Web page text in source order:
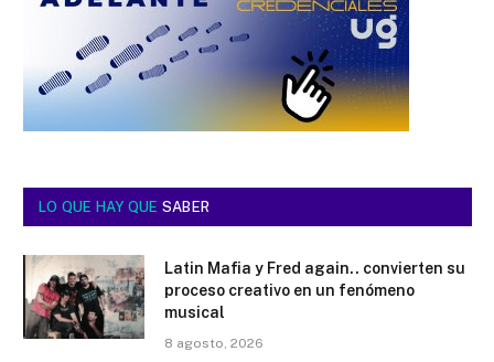
LO QUE HAY QUE SABER
Latin Mafia y Fred again.. convierten su
proceso creativo en un fenómeno
musical
8 agosto, 2026